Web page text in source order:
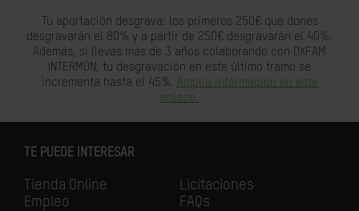
Tu aportación desgrava: los primeros 250€ que dones
desgravarán el 80% y a partir de 250€ desgravarán el 40%.
Además, si llevas más de 3 años colaborando con OXFAM
INTERMÓN, tu desgravación en este último tramo se
incrementa hasta el 45%. Amplia información en este
enlace.
TE PUEDE INTERESAR
Tienda Online
Empleo
Licitaciones
FAQs